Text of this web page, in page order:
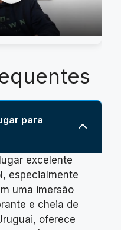
para
excelente
especialmente
uma imersão
e cheia de
oferece